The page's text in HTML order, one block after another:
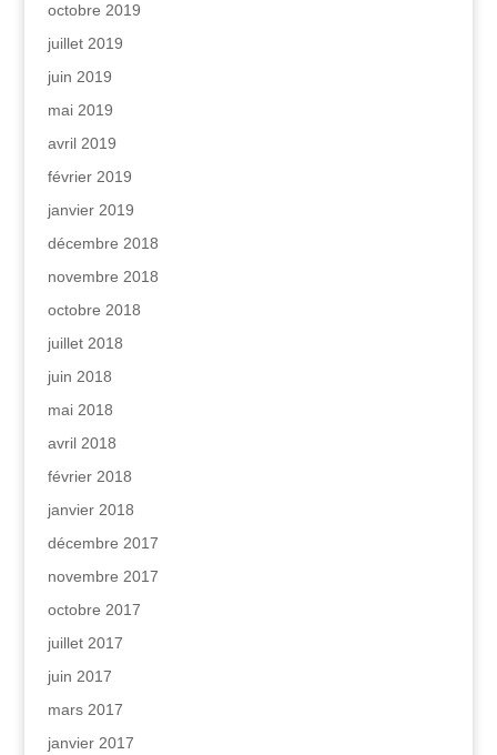
octobre 2019
juillet 2019
juin 2019
mai 2019
avril 2019
février 2019
janvier 2019
décembre 2018
novembre 2018
octobre 2018
juillet 2018
juin 2018
mai 2018
avril 2018
février 2018
janvier 2018
décembre 2017
novembre 2017
octobre 2017
juillet 2017
juin 2017
mars 2017
janvier 2017